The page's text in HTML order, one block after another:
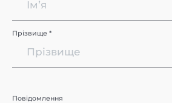
Прізвище *
Повідомлення